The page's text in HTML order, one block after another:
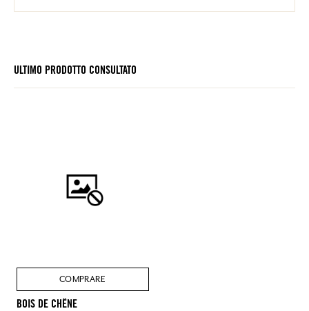
ULTIMO PRODOTTO CONSULTATO
COMPRARE
BOIS DE CHÊNE